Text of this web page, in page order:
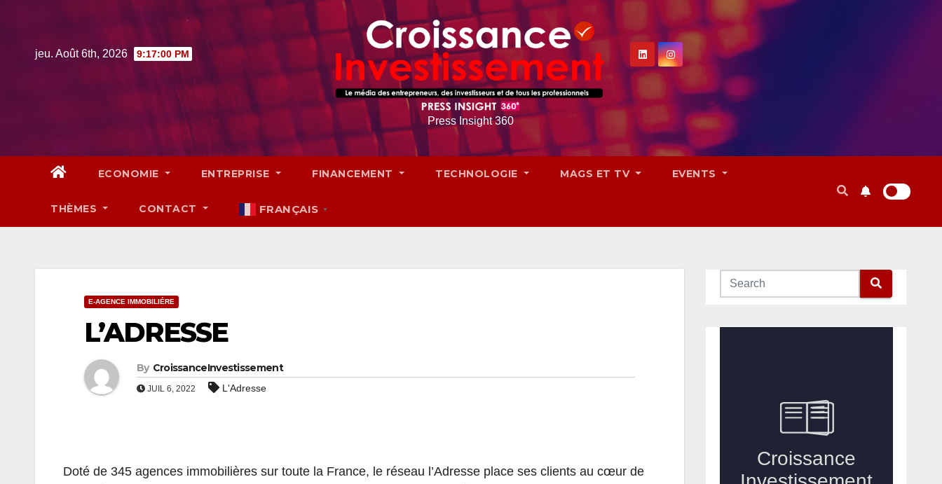
jeu. Août 6th, 2026 9:17:01 PM
Press Insight 360
ECONOMIE ENTREPRISE FINANCEMENT TECHNOLOGIE MAGS ET TV EVENTS
THÈMES CONTACT FRANÇAIS ▼
E-AGENCE IMMOBILIÉRE
L’ADRESSE
By CroissanceInvestissement
JUIL 6, 2022 L'Adresse
Doté de 345 agences immobilières sur toute la France, le réseau l’Adresse place ses clients au cœur de